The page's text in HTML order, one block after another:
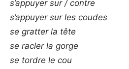
s’appuyer sur / contre
s’appuyer sur les coudes
se gratter la tête
se racler la gorge
se tordre le cou